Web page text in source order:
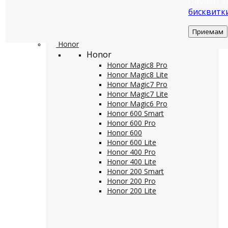
Honor
Honor
Honor Magic8 Pro
Honor Magic8 Lite
Honor Magic7 Pro
Honor Magic7 Lite
Honor Magic6 Pro
Honor 600 Smart
Honor 600 Pro
Honor 600
Honor 600 Lite
Honor 400 Pro
Honor 400 Lite
Honor 200 Smart
Honor 200 Pro
Honor 200 Lite
Приемам